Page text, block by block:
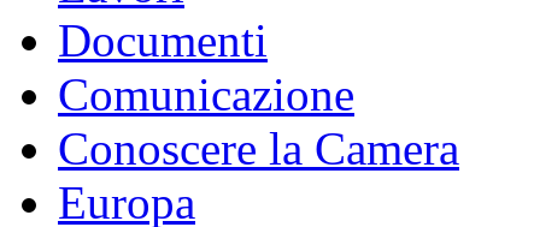
Documenti
Comunicazione
Conoscere la Camera
Europa